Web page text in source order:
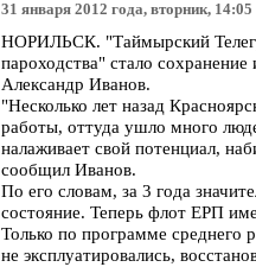
31 января 2012 года, вторник, 14:05
НОРИЛЬСК. "Таймырский
пароходства" стало
Александр Иванов.
"Несколько лет назад
работы, оттуда ушло много
налаживает свой потенциал,
сообщил Иванов.
По его словам, за 3 года
состояние. Теперь флот ЕРП
Только по программе среднего
не эксплуатировались,